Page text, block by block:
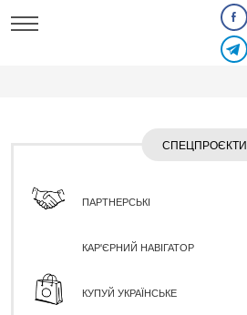
СПЕЦПРОЄКТИ
ПАРТНЕРСЬКІ
КАР'ЄРНИЙ НАВІГАТОР
КУПУЙ УКРАЇНСЬКЕ